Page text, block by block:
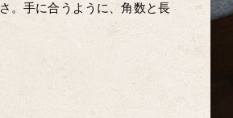
。手に合うように、角数と長